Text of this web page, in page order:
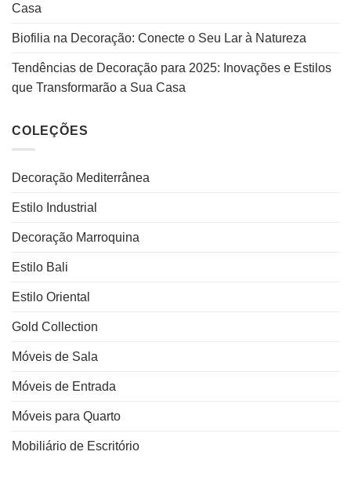
Casa
Biofilia na Decoração: Conecte o Seu Lar à Natureza
Tendências de Decoração para 2025: Inovações e Estilos
que Transformarão a Sua Casa
COLEÇÕES
Decoração Mediterrânea
Estilo Industrial
Decoração Marroquina
Estilo Bali
Estilo Oriental
Gold Collection
Móveis de Sala
Móveis de Entrada
Móveis para Quarto
Mobiliário de Escritório